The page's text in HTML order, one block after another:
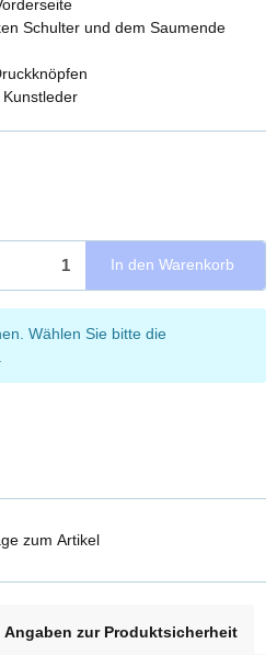
Schulter und dem Saumende
In den Warenkorb
Wählen Sie bitte die
zum Artikel
Angaben zur Produktsicherheit